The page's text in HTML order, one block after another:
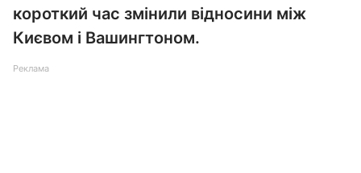
короткий час змінили відносини між
Києвом і Вашингтоном.
Реклама